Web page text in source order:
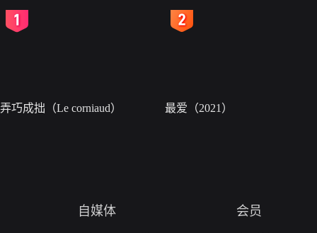
弄巧成拙（Le corniaud） 最爱（2021）
自媒体 会员